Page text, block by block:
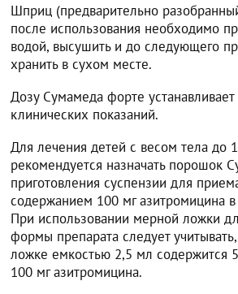
Шприц (предварительно
после использования необходимо
водой, высушить и до следующего
хранить в сухом месте.
Дозу Сумамеда форте
клинических показаний.
Для лечения детей с весом тела до
рекомендуется назначать порошок
приготовления суспензии для
содержанием 100 мг азитромицина
При использовании мерной ложки
формы препарата следует
ложке емкостью 2,5 мл содержится
100 мг азитромицина.